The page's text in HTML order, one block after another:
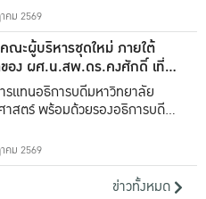
คม 2569
ณะผู้บริหารชุดใหม่ ภายใต้
อง ผศ.น.สพ.ดร.คงศักดิ์ เที่ยง
รแทนอธิการบดีมหาวิทยาลัย
าสตร์ พร้อมด้วยรองอธิการบดีทั้ง
คม 2569
ข่าวทั้งหมด